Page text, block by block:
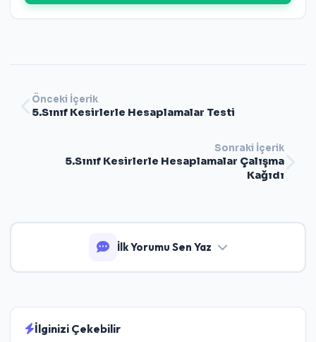
Önceki İçerik
5.Sınıf Kesirlerle Hesaplamalar Testi
Sonraki İçerik
5.Sınıf Kesirlerle Hesaplamalar Çalışma
Kağıdı
İlk Yorumu Sen Yaz
İlginizi Çekebilir